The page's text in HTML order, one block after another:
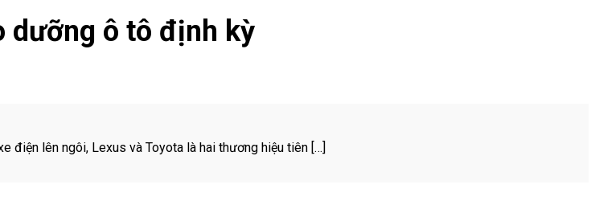
dưỡng ô tô định kỳ
điện lên ngôi, Lexus và Toyota là hai thương hiệu tiên […]